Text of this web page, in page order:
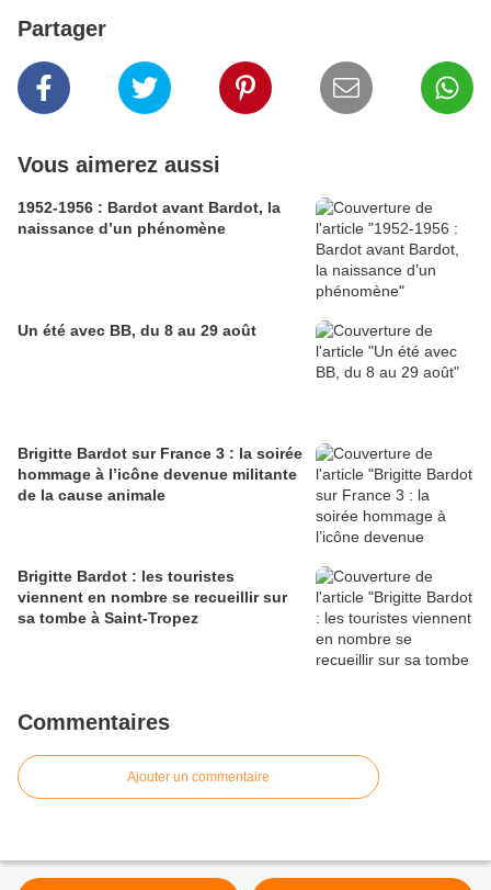
Partager
Vous aimerez aussi
1952-1956 : Bardot avant Bardot, la
naissance d’un phénomène
Un été avec BB, du 8 au 29 août
Brigitte Bardot sur France 3 : la soirée
hommage à l’icône devenue militante
de la cause animale
Brigitte Bardot : les touristes
viennent en nombre se recueillir sur
sa tombe à Saint-Tropez
Commentaires
Ajouter un commentaire